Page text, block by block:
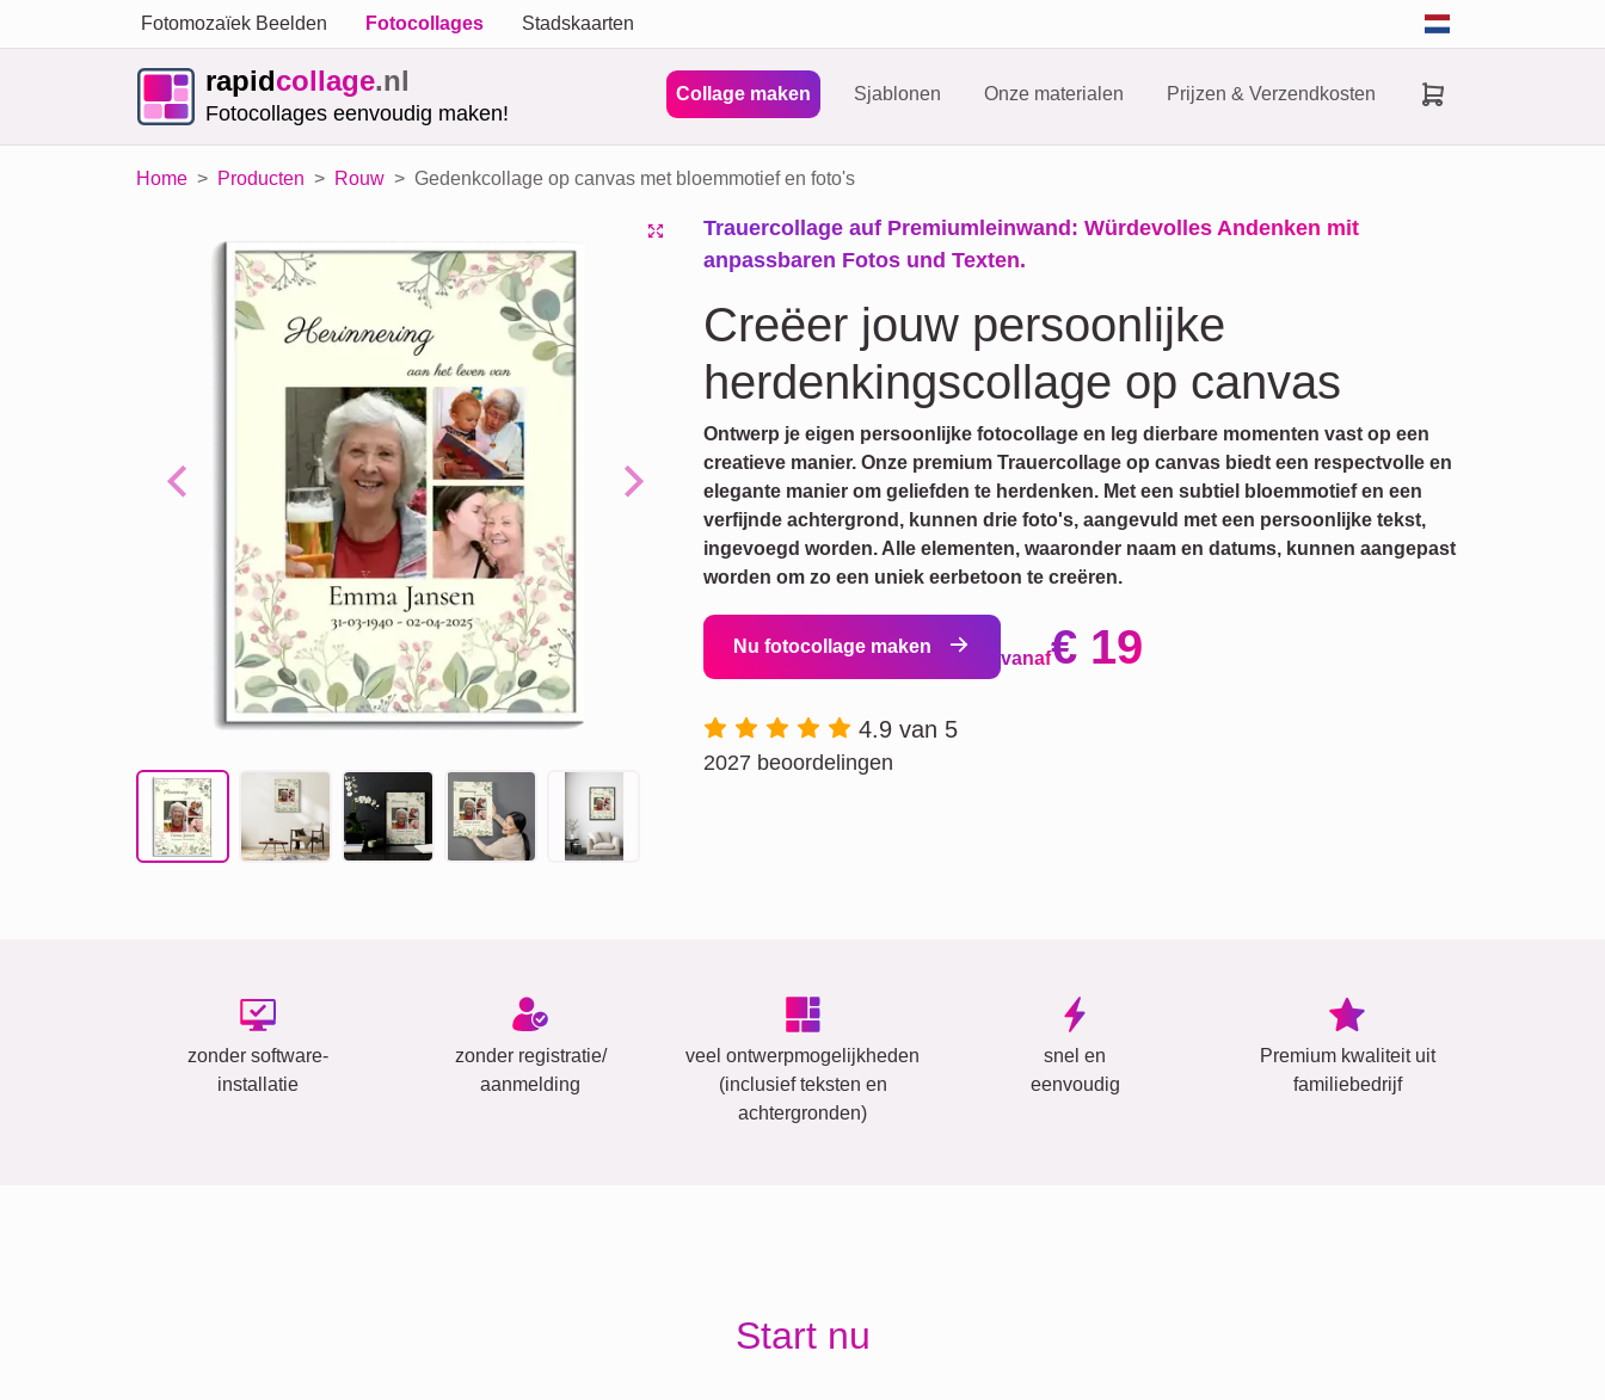
Fotomozaïek Beelden Fotocollages Stadskaarten
rapidcollage.nl
Fotocollages eenvoudig maken!
Collage maken Sjablonen Onze materialen Prijzen & Verzendkosten
Home Producten Rouw Gedenkcollage op canvas met bloemmotief en foto's
Previous Next
Trauercollage auf Premiumleinwand: Würdevolles Andenken mit
anpassbaren Fotos und Texten.
Creëer jouw persoonlijke
herdenkingscollage op canvas
Ontwerp je eigen persoonlijke fotocollage en leg dierbare momenten vast op een
creatieve manier. Onze premium Trauercollage op canvas biedt een respectvolle en
elegante manier om geliefden te herdenken. Met een subtiel bloemmotief en een
verfijnde achtergrond, kunnen drie foto's, aangevuld met een persoonlijke tekst,
ingevoegd worden. Alle elementen, waaronder naam en datums, kunnen aangepast
worden om zo een uniek eerbetoon te creëren.
Nu fotocollage maken
vanaf€ 19
4.9 van 5
2027 beoordelingen
zonder software-
installatie
zonder registratie/
aanmelding
veel ontwerpmogelijkheden
(inclusief teksten en
achtergronden)
snel en
eenvoudig
Premium kwaliteit uit
familiebedrijf
Start nu